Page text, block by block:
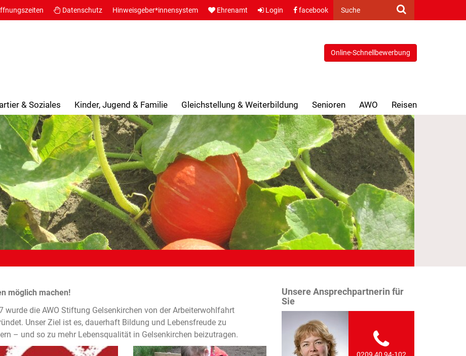
Suche
Datenschutz Hinweisgeber*innensystem Ehrenamt Login facebook
Online-Schnellbewerbung
& Soziales Kinder, Jugend & Familie Gleichstellung & Weiterbildung Senioren AWO Reisen
möglich machen!
wurde die AWO Stiftung Gelsenkirchen von der Arbeiterwohlfahrt
Unser Ziel ist es, dauerhaft Bildung und Lebensfreude zu
– und so zu mehr Lebensqualität in Gelsenkirchen beizutragen.
Unsere Ansprechpartnerin für
Sie
0209 40 94-102